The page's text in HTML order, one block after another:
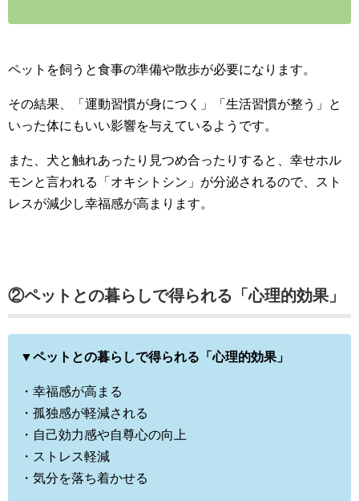
ペットを飼うと食事の準備や散歩が必要になります。
その結果、「運動習慣が身につく」「生活習慣が整う」と
いった体にもいい影響を与えているようです。
また、犬と触れあったり見つめ合ったりすると、幸せホル
モンと言われる「オキシトシン」が分泌されるので、スト
レスが減少し幸福感が高まります。
②ペットとの暮らしで得られる「心理的効果」
▼ペットとの暮らしで得られる「心理的効果」
・幸福感が高まる
・孤独感が軽減される
・自己効力感や自尊心の向上
・ストレス軽減
・気分を落ち着かせる